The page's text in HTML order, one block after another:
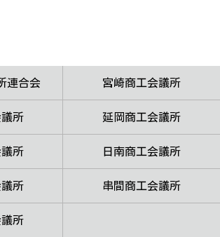
連合会 宮崎商工会議所
所 延岡商工会議所
所 日南商工会議所
所 串間商工会議所
所